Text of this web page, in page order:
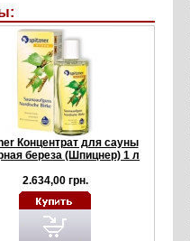
Концентрат для сауны
береза (Шпицнер) 1 л
2.634,00 грн.